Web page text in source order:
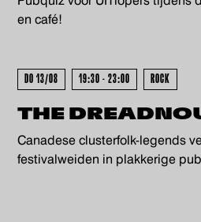
en café!
-
DO 13/08 19:30 - 23:00 ROCK
THE
Canadese clusterfolk-legends
festivalweiden in plakkerige